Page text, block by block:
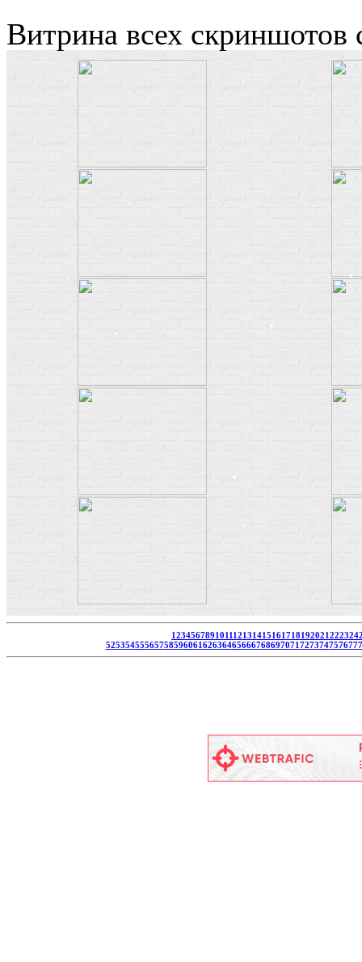
Витрина всех скриншотов
123456789101112131415161718192021222324
5253545556575859606162636465666768697071727374757677